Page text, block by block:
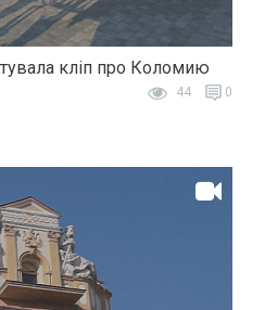
кліп про Коломию
44 0